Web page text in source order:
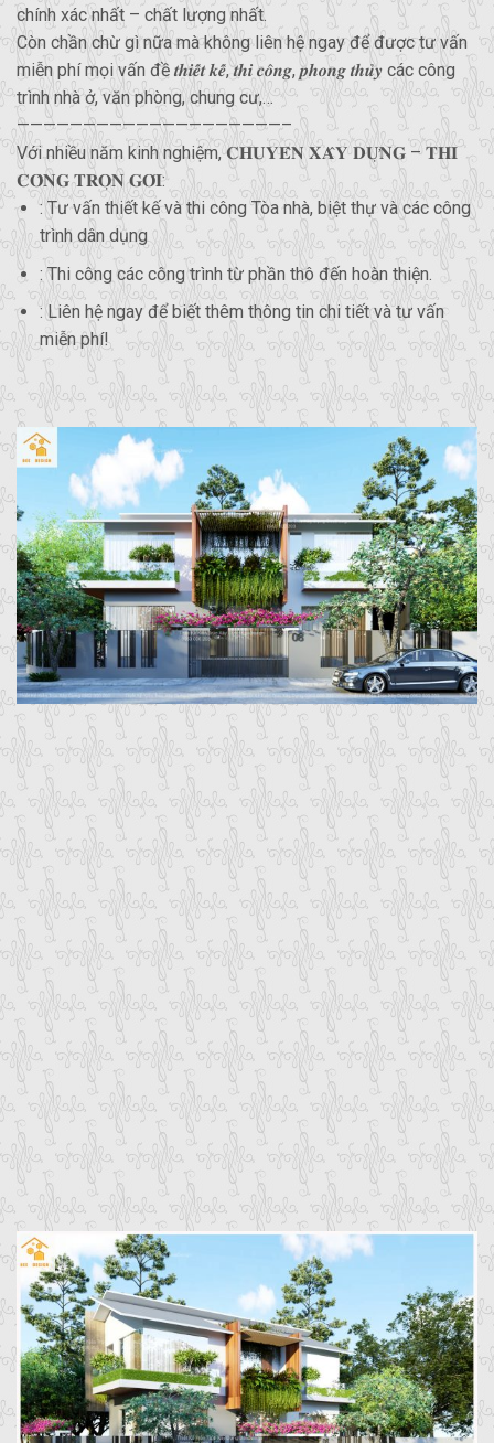
chính xác nhất – chất lượng nhất.
Còn chần chừ gì nữa mà không liên hệ ngay để được tư vấn
miễn phí mọi vấn đề 𝒕𝒉𝒊𝒆̂́𝒕 𝒌𝒆̂́, 𝒕𝒉𝒊 𝒄𝒐̂𝒏𝒈, 𝒑𝒉𝒐𝒏𝒈 𝒕𝒉𝒖̉𝒚 các công
trình nhà ở, văn phòng, chung cư,…
————————————————————–
Với nhiều năm kinh nghiệm, 𝐂𝐇𝐔𝐘𝐄̂𝐍 𝐗𝐀̂𝐘 𝐃𝐔̛̣𝐍𝐆 – 𝐓𝐇𝐈
𝐂𝐎̂𝐍𝐆 𝐓𝐑𝐎̣𝐍 𝐆𝐎́𝐈:
: Tư vấn thiết kế và thi công Tòa nhà, biệt thự và các công
trình dân dụng
: Thi công các công trình từ phần thô đến hoàn thiện.
: Liên hệ ngay để biết thêm thông tin chi tiết và tư vấn
miễn phí!